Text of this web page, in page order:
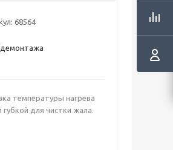
68564
демонтажа
температуры нагрева
губкой для чистки жала.